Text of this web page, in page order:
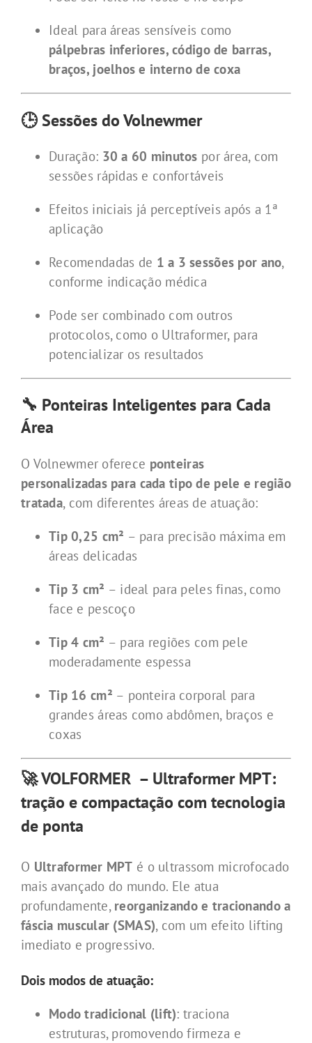
Ideal para áreas sensíveis como
pálpebras inferiores, código de barras,
braços, joelhos e interno de coxa
🕒 Sessões do Volnewmer
Duração: 30 a 60 minutos por área, com
sessões rápidas e confortáveis
Efeitos iniciais já perceptíveis após a 1ª
aplicação
Recomendadas de 1 a 3 sessões por ano,
conforme indicação médica
Pode ser combinado com outros
protocolos, como o Ultraformer, para
potencializar os resultados
🔧 Ponteiras Inteligentes para Cada
Área
O Volnewmer oferece ponteiras
personalizadas para cada tipo de pele e região
tratada, com diferentes áreas de atuação:
Tip 0,25 cm² – para precisão máxima em
áreas delicadas
Tip 3 cm² – ideal para peles finas, como
face e pescoço
Tip 4 cm² – para regiões com pele
moderadamente espessa
Tip 16 cm² – ponteira corporal para
grandes áreas como abdômen, braços e
coxas
🚀 VOLFORMER – Ultraformer MPT:
tração e compactação com tecnologia
de ponta
O Ultraformer MPT é o ultrassom microfocado
mais avançado do mundo. Ele atua
profundamente, reorganizando e tracionando a
fáscia muscular (SMAS), com um efeito lifting
imediato e progressivo.
Dois modos de atuação:
Modo tradicional (lift): traciona
estruturas, promovendo firmeza e